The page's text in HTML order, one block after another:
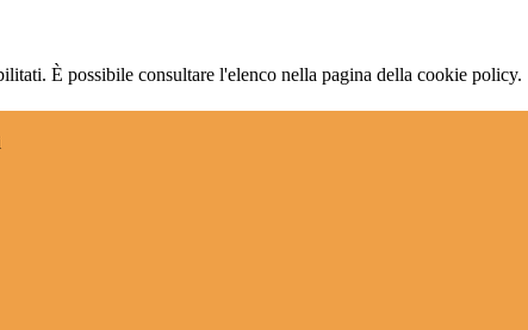
È possibile consultare l'elenco nella pagina della cookie policy.